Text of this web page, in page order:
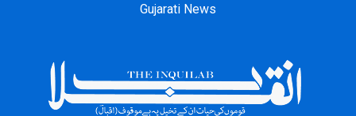
Gujarati News